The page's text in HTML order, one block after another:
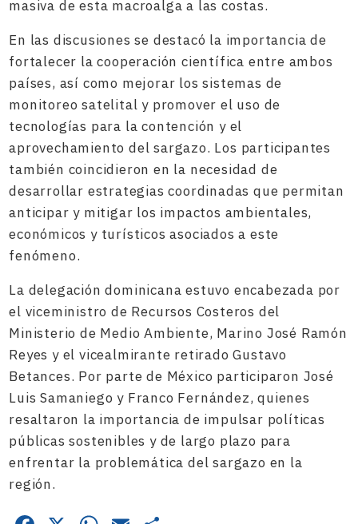
masiva de esta macroalga a las costas.
En las discusiones se destacó la importancia de
fortalecer la cooperación científica entre ambos
países, así como mejorar los sistemas de
monitoreo satelital y promover el uso de
tecnologías para la contención y el
aprovechamiento del sargazo. Los participantes
también coincidieron en la necesidad de
desarrollar estrategias coordinadas que permitan
anticipar y mitigar los impactos ambientales,
económicos y turísticos asociados a este
fenómeno.
La delegación dominicana estuvo encabezada por
el viceministro de Recursos Costeros del
Ministerio de Medio Ambiente, Marino José Ramón
Reyes y el vicealmirante retirado Gustavo
Betances. Por parte de México participaron José
Luis Samaniego y Franco Fernández, quienes
resaltaron la importancia de impulsar políticas
públicas sostenibles y de largo plazo para
enfrentar la problemática del sargazo en la
región.